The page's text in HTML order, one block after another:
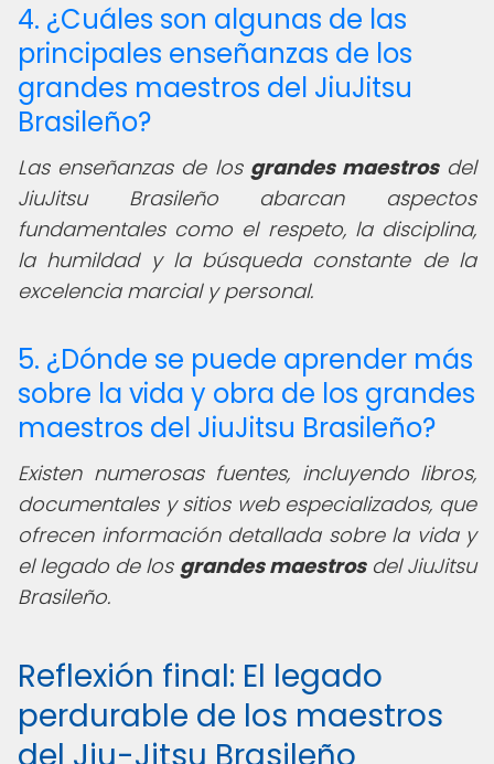
4. ¿Cuáles son algunas de las
principales enseñanzas de los
grandes maestros del JiuJitsu
Brasileño?
Las enseñanzas de los grandes maestrosdel
JiuJitsu Brasileño abarcan aspectos
fundamentales como el respeto, la disciplina,
la humildad y la búsqueda constante de la
excelencia marcial y personal.
5. ¿Dónde se puede aprender más
sobre la vida y obra de los grandes
maestros del JiuJitsu Brasileño?
Existen numerosas fuentes, incluyendo libros,
documentales y sitios web especializados, que
ofrecen información detallada sobre la vida y
el legado de los grandes maestrosdel JiuJitsu
Brasileño.
Reflexión final: El legado
perdurable de los maestros